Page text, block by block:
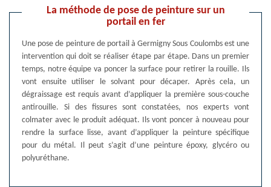
La méthode de pose de peinture sur un
portail en fer
Une pose de peinture de portail à Germigny Sous Coulombs est une
intervention qui doit se réaliser étape par étape. Dans un premier
temps, notre équipe va poncer la surface pour retirer la rouille. Ils
vont ensuite utiliser le solvant pour décaper. Après cela, un
dégraissage est requis avant d’appliquer la première sous-couche
antirouille. Si des fissures sont constatées, nos experts vont
colmater avec le produit adéquat. Ils vont poncer à nouveau pour
rendre la surface lisse, avant d’appliquer la peinture spécifique
pour du métal. Il peut s’agit d’une peinture époxy, glycéro ou
polyuréthane.